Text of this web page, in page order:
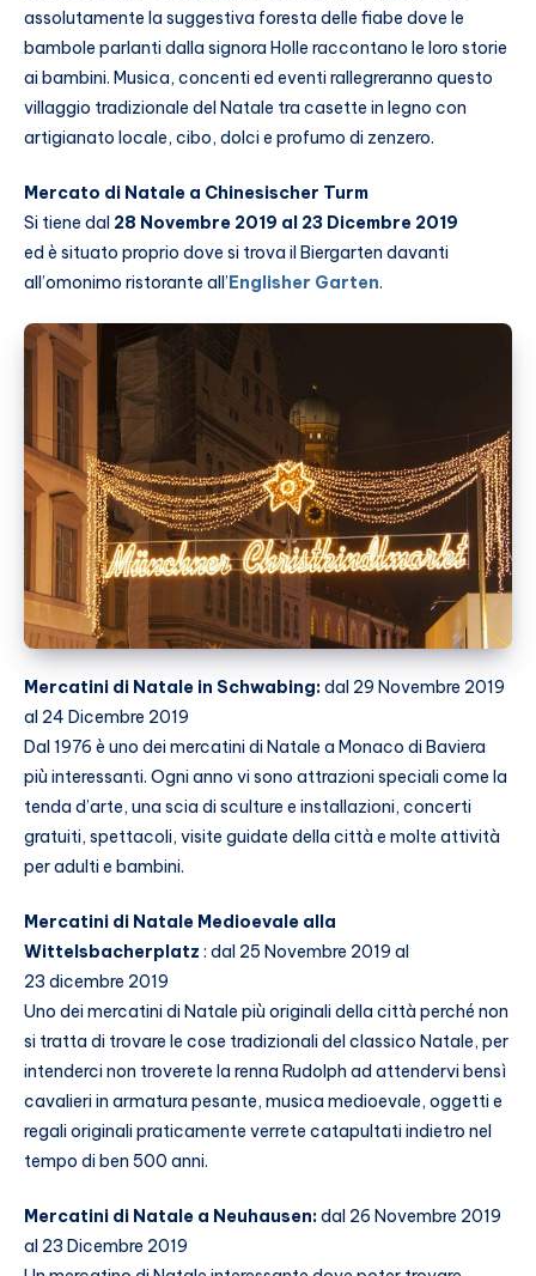
assolutamente la suggestiva foresta delle fiabe dove le
bambole parlanti dalla signora Holle raccontano le loro storie
ai bambini. Musica, concenti ed eventi rallegreranno questo
villaggio tradizionale del Natale tra casette in legno con
artigianato locale, cibo, dolci e profumo di zenzero.
Mercato di Natale a Chinesischer Turm
Si tiene dal 28 Novembre 2019 al 23 Dicembre 2019
ed è situato proprio dove si trova il Biergarten davanti
all’omonimo ristorante all’Englisher Garten.
Mercatini di Natale in Schwabing:dal 29 Novembre 2019
al 24 Dicembre 2019
Dal 1976 è uno dei mercatini di Natale a Monaco di Baviera
più interessanti. Ogni anno vi sono attrazioni speciali come la
tenda d’arte, una scia di sculture e installazioni, concerti
gratuiti, spettacoli, visite guidate della città e molte attività
per adulti e bambini.
Mercatini di Natale Medioevale alla
Wittelsbacherplatz : dal 25 Novembre 2019 al
23 dicembre 2019
Uno dei mercatini di Natale più originali della città perché non
si tratta di trovare le cose tradizionali del classico Natale, per
intenderci non troverete la renna Rudolph ad attendervi bensì
cavalieri in armatura pesante, musica medioevale, oggetti e
regali originali praticamente verrete catapultati indietro nel
tempo di ben 500 anni.
Mercatini di Natale a Neuhausen:dal 26 Novembre 2019
al 23 Dicembre 2019